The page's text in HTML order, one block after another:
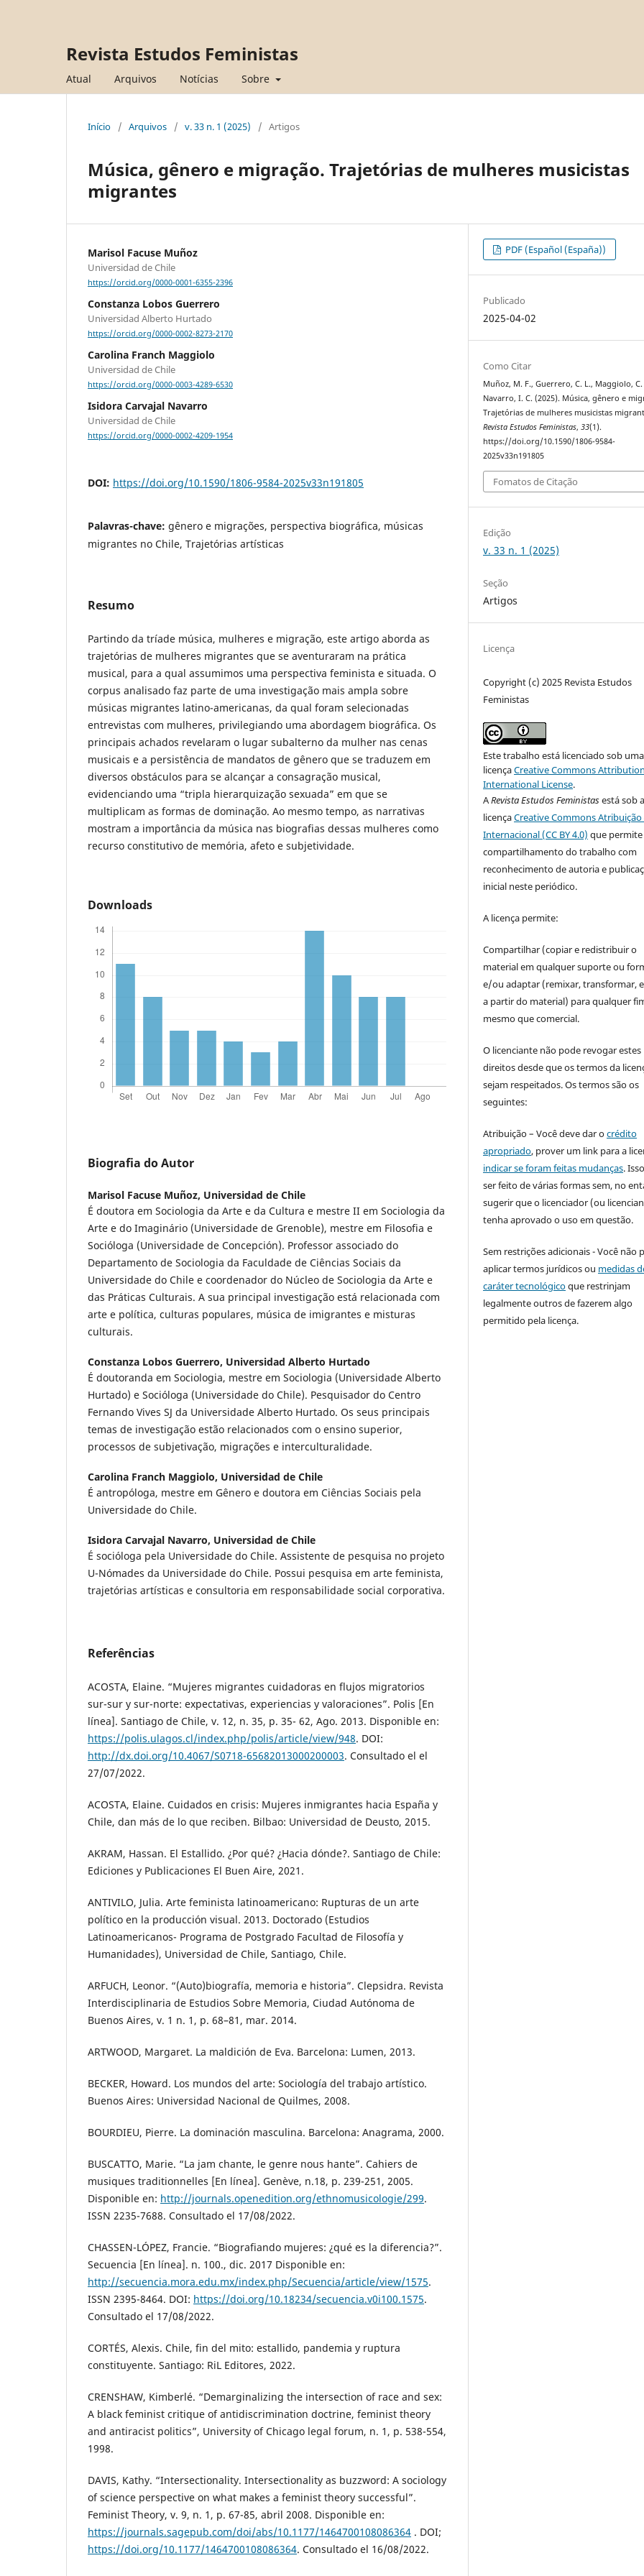
Revista Estudos Feministas
Atual Arquivos Notícias Sobre
Início / Arquivos / v. 33 n. 1 (2025) / Artigos
Música, gênero e migração. Trajetórias de mulheres musicistas
migrantes
Marisol Facuse Muñoz
Universidad de Chile
https://orcid.org/0000-0001-6355-2396
Constanza Lobos Guerrero
Universidad Alberto Hurtado
https://orcid.org/0000-0002-8273-2170
Carolina Franch Maggiolo
Universidad de Chile
https://orcid.org/0000-0003-4289-6530
Isidora Carvajal Navarro
Universidad de Chile
https://orcid.org/0000-0002-4209-1954
DOI: https://doi.org/10.1590/1806-9584-2025v33n191805
Palavras-chave: gênero e migrações, perspectiva biográfica, músicas
migrantes no Chile, Trajetórias artísticas
Resumo
Partindo da tríade música, mulheres e migração, este artigo aborda as
trajetórias de mulheres migrantes que se aventuraram na prática
musical, para a qual assumimos uma perspectiva feminista e situada. O
corpus analisado faz parte de uma investigação mais ampla sobre
músicas migrantes latino-americanas, da qual foram selecionadas
entrevistas com mulheres, privilegiando uma abordagem biográfica. Os
principais achados revelaram o lugar subalterno da mulher nas cenas
musicais e a persistência de mandatos de gênero que se traduzem em
diversos obstáculos para se alcançar a consagração musical,
evidenciando uma “tripla hierarquização sexuada” em que se
multiplicam as formas de dominação. Ao mesmo tempo, as narrativas
mostram a importância da música nas biografias dessas mulheres como
recurso constitutivo de memória, afeto e subjetividade.
Downloads
Biografia do Autor
Marisol Facuse Muñoz, Universidad de Chile
É doutora em Sociologia da Arte e da Cultura e mestre II em Sociologia da
Arte e do Imaginário (Universidade de Grenoble), mestre em Filosofia e
Socióloga (Universidade de Concepción). Professor associado do
Departamento de Sociologia da Faculdade de Ciências Sociais da
Universidade do Chile e coordenador do Núcleo de Sociologia da Arte e
das Práticas Culturais. A sua principal investigação está relacionada com
arte e política, culturas populares, música de imigrantes e misturas
culturais.
Constanza Lobos Guerrero, Universidad Alberto Hurtado
É doutoranda em Sociologia, mestre em Sociologia (Universidade Alberto
Hurtado) e Socióloga (Universidade do Chile). Pesquisador do Centro
Fernando Vives SJ da Universidade Alberto Hurtado. Os seus principais
temas de investigação estão relacionados com o ensino superior,
processos de subjetivação, migrações e interculturalidade.
Carolina Franch Maggiolo, Universidad de Chile
É antropóloga, mestre em Gênero e doutora em Ciências Sociais pela
Universidade do Chile.
Isidora Carvajal Navarro, Universidad de Chile
É socióloga pela Universidade do Chile. Assistente de pesquisa no projeto
U-Nómades da Universidade do Chile. Possui pesquisa em arte feminista,
trajetórias artísticas e consultoria em responsabilidade social corporativa.
Referências
ACOSTA, Elaine. “Mujeres migrantes cuidadoras en flujos migratorios
sur-sur y sur-norte: expectativas, experiencias y valoraciones”. Polis [En
línea]. Santiago de Chile, v. 12, n. 35, p. 35- 62, Ago. 2013. Disponible en:
https://polis.ulagos.cl/index.php/polis/article/view/948. DOI:
http://dx.doi.org/10.4067/S0718-65682013000200003. Consultado el el
27/07/2022.
ACOSTA, Elaine. Cuidados en crisis: Mujeres inmigrantes hacia España y
Chile, dan más de lo que reciben. Bilbao: Universidad de Deusto, 2015.
AKRAM, Hassan. El Estallido. ¿Por qué? ¿Hacia dónde?. Santiago de Chile:
Ediciones y Publicaciones El Buen Aire, 2021.
ANTIVILO, Julia. Arte feminista latinoamericano: Rupturas de un arte
político en la producción visual. 2013. Doctorado (Estudios
Latinoamericanos- Programa de Postgrado Facultad de Filosofía y
Humanidades), Universidad de Chile, Santiago, Chile.
ARFUCH, Leonor. “(Auto)biografía, memoria e historia”. Clepsidra. Revista
Interdisciplinaria de Estudios Sobre Memoria, Ciudad Autónoma de
Buenos Aires, v. 1 n. 1, p. 68–81, mar. 2014.
ARTWOOD, Margaret. La maldición de Eva. Barcelona: Lumen, 2013.
BECKER, Howard. Los mundos del arte: Sociología del trabajo artístico.
Buenos Aires: Universidad Nacional de Quilmes, 2008.
BOURDIEU, Pierre. La dominación masculina. Barcelona: Anagrama, 2000.
BUSCATTO, Marie. “La jam chante, le genre nous hante”. Cahiers de
musiques traditionnelles [En línea]. Genève, n.18, p. 239-251, 2005.
Disponible en: http://journals.openedition.org/ethnomusicologie/299.
ISSN 2235-7688. Consultado el 17/08/2022.
CHASSEN-LÓPEZ, Francie. “Biografiando mujeres: ¿qué es la diferencia?”.
Secuencia [En línea]. n. 100., dic. 2017 Disponible en:
http://secuencia.mora.edu.mx/index.php/Secuencia/article/view/1575.
ISSN 2395-8464. DOI: https://doi.org/10.18234/secuencia.v0i100.1575.
Consultado el 17/08/2022.
CORTÉS, Alexis. Chile, fin del mito: estallido, pandemia y ruptura
constituyente. Santiago: RiL Editores, 2022.
CRENSHAW, Kimberlé. “Demarginalizing the intersection of race and sex:
A black feminist critique of antidiscrimination doctrine, feminist theory
and antiracist politics”, University of Chicago legal forum, n. 1, p. 538-554,
1998.
DAVIS, Kathy. “Intersectionality. Intersectionality as buzzword: A sociology
of science perspective on what makes a feminist theory successful”.
Feminist Theory, v. 9, n. 1, p. 67-85, abril 2008. Disponible en:
https://journals.sagepub.com/doi/abs/10.1177/1464700108086364 . DOI;
https://doi.org/10.1177/1464700108086364. Consultado el 16/08/2022.
PDF (Español (España))
Publicado
2025-04-02
Como Citar
Muñoz, M. F., Guerrero, C. L., Maggiolo, C.
Navarro, I. C. (2025). Música, gênero e
Trajetórias de mulheres musicistas
Revista Estudos Feministas,33(1).
https://doi.org/10.1590/1806-9584-
2025v33n191805
Fomatos de Citação
Edição
v. 33 n. 1 (2025)
Seção
Artigos
Licença
Copyright (c) 2025 Revista Estudos
Feministas
Este trabalho está licenciado sob uma
licençaCreative Commons
International License.
ARevista Estudos Feministasestá sob a
licençaCreative Commons Atribuição
Internacional (CC BY 4.0) que
compartilhamento do trabalho com
reconhecimento de autoria e
inicial neste periódico.
A licença permite:
Compartilhar (copiar e redistribuir o
material em qualquer suporte ou
e/ou adaptar (remixar, transformar,
a partir do material) para qualquer
mesmo que comercial.
O licenciante não pode revogar estes
direitos desde que os termos da
sejam respeitados. Os termos são os
seguintes:
Atribuição – Você deve dar ocrédito
apropriado, prover um link para a
indicar se foram feitas mudanças.
ser feito de várias formas sem, no
sugerir que o licenciador (ou
tenha aprovado o uso em questão.
Sem restrições adicionais - Você não
aplicar termos jurídicos ou medidas
caráter tecnológicoque restrinjam
legalmente outros de fazerem algo
permitido pela licença.